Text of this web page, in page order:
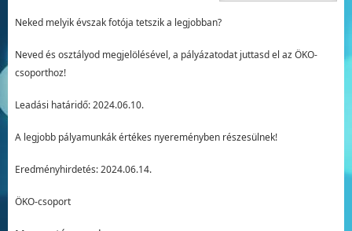
Neked melyik évszak fotója tetszik a legjobban?
Neved és osztályod megjelölésével, a pályázatodat juttasd el az ÖKO-
csoporthoz!
Leadási határidő: 2024.06.10.
A legjobb pályamunkák értékes nyereményben részesülnek!
Eredményhirdetés: 2024.06.14.
ÖKO-csoport